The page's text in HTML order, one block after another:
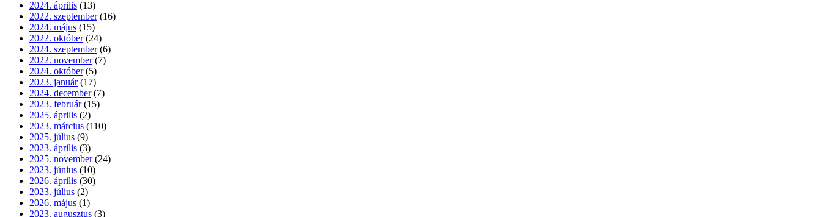
2024. április (13)
2022. szeptember (16)
2024. május (15)
2022. október (24)
2024. szeptember (6)
2022. november (7)
2024. október (5)
2023. január (17)
2024. december (7)
2023. február (15)
2025. április (2)
2023. március (110)
2025. július (9)
2023. április (3)
2025. november (24)
2023. június (10)
2026. április (30)
2023. július (2)
2026. május (1)
2023. augusztus (3)